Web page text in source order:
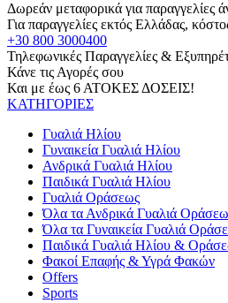
Δωρεάν μεταφορικά για παραγγελίες
Για παραγγελίες εκτός Ελλάδας,
+30 800 3000400
Τηλεφωνικές Παραγγελίες &
Κάνε τις Αγορές σου
Και με έως 6 ΑΤΟΚΕΣ ΔΟΣΕΙΣ!
ΚΑΤΗΓΟΡΙΕΣ
Γυαλιά Ηλίου
Γυναικεία Γυαλιά Ηλίου
Ανδρικά Γυαλιά Ηλίου
Παιδικά Γυαλιά Ηλίου
Γυαλιά Οράσεως
Όλα τα Ανδρικά Γυαλιά
Όλα τα Γυναικεία Γυαλιά
Παιδικά Γυαλιά Ηλίου &
Φακοί Επαφής & Υγρά Φακών
Offers
Sports